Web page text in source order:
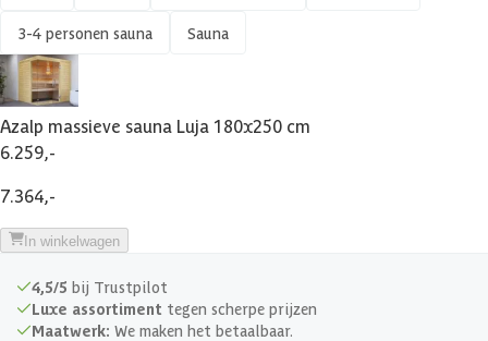
3-4 personen sauna Sauna
Azalp massieve sauna Luja 180x250 cm
6.259,-
7.364,-
In winkelwagen
4,5/5 bij Trustpilot
Luxe assortiment tegen scherpe prijzen
Maatwerk: We maken het betaalbaar.